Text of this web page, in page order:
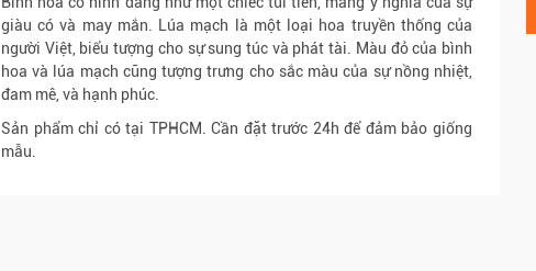
giàu có và may mắn. Lúa mạch là một loại hoa truyền thống của
người Việt, biểu tượng cho sự sung túc và phát tài. Màu đỏ của bình
hoa và lúa mạch cũng tượng trưng cho sắc màu của sự nồng nhiệt,
đam mê, và hạnh phúc.
Sản phẩm chỉ có tại TPHCM. Cần đặt trước 24h để đảm bảo giống
mẫu.